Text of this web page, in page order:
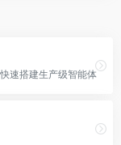
速搭建生产级智能体